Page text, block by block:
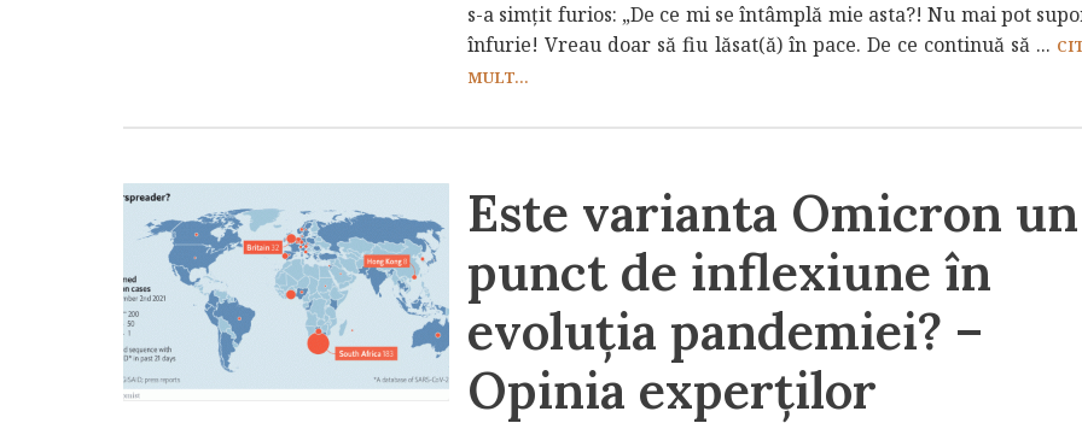
s-a simțit furios: „De ce mi se întâmplă mie asta?! Nu mai pot
înfurie! Vreau doar să fiu lăsat(ă) în pace. De ce continuă să ...
MULT...
Este varianta Omicron un
punct de inflexiune în
evoluția pandemiei? –
Opinia experților